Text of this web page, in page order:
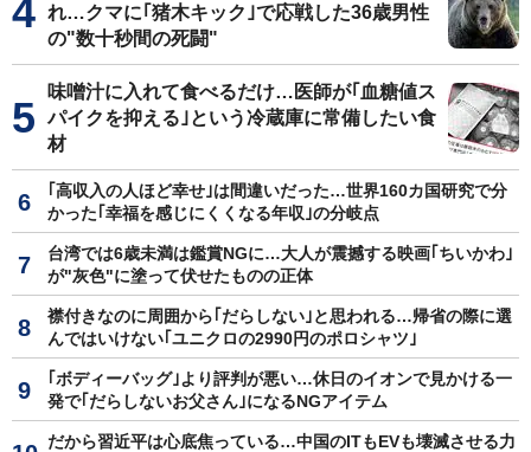
れ…クマに｢猪木キック｣で応戦した36歳男性
の"数十秒間の死闘"
味噌汁に入れて食べるだけ…医師が｢血糖値ス
パイクを抑える｣という冷蔵庫に常備したい食
材
｢高収入の人ほど幸せ｣は間違いだった…世界160カ国研究で分
かった｢幸福を感じにくくなる年収｣の分岐点
台湾では6歳未満は鑑賞NGに…大人が震撼する映画｢ちいかわ｣
が"灰色"に塗って伏せたものの正体
襟付きなのに周囲から｢だらしない｣と思われる…帰省の際に選
んではいけない｢ユニクロの2990円のポロシャツ｣
｢ボディーバッグ｣より評判が悪い…休日のイオンで見かける一
発で｢だらしないお父さん｣になるNGアイテム
だから習近平は心底焦っている…中国のITもEVも壊滅させる力